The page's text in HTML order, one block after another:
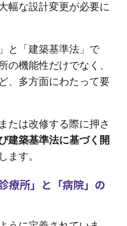
幅な設計変更が必要に
と「建築基準法」で
の機能性だけでなく、
、多方面にわたって要
たは改修する際に押さ
建築基準法に基づく開
ます。
療所」と「病院」の